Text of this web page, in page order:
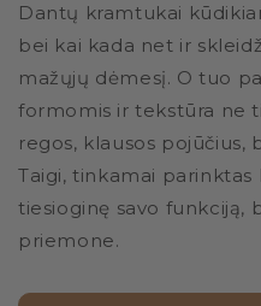
Dantų kramtukai
bei kai kada net ir
mažųjų dėmesį. O tuo
formomis ir tekstūra ne
regos, klausos pojūčius,
Taigi, tinkamai
tiesioginę savo funkciją,
priemone.